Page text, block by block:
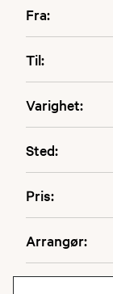
Fra:
Til:
Varighet:
Sted:
Pris:
Arrangør: